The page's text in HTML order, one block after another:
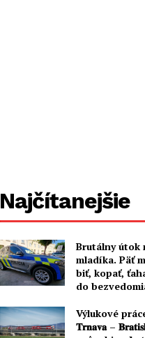
Najčítanejšie
Brutálny útok
mladíka. Päť
biť, kopať,
do
Výlukové
𝐓𝐫𝐧𝐚𝐯𝐚 –